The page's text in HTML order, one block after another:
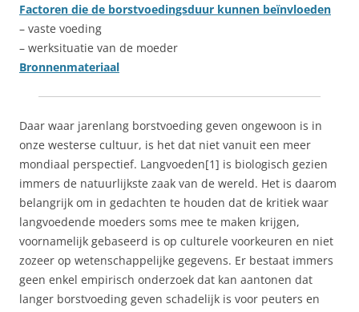
Factoren die de borstvoedingsduur kunnen beïnvloeden
– vaste voeding
– werksituatie van de moeder
Bronnenmateriaal
Daar waar jarenlang borstvoeding geven ongewoon is in
onze westerse cultuur, is het dat niet vanuit een meer
mondiaal perspectief. Langvoeden[1] is biologisch gezien
immers de natuurlijkste zaak van de wereld. Het is daarom
belangrijk om in gedachten te houden dat de kritiek waar
langvoedende moeders soms mee te maken krijgen,
voornamelijk gebaseerd is op culturele voorkeuren en niet
zozeer op wetenschappelijke gegevens. Er bestaat immers
geen enkel empirisch onderzoek dat kan aantonen dat
langer borstvoeding geven schadelijk is voor peuters en